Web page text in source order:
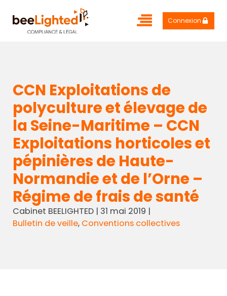
Connexion
CCN Exploitations de
polyculture et élevage de
la Seine-Maritime – CCN
Exploitations horticoles et
pépinières de Haute-
Normandie et de l’Orne –
Régime de frais de santé
Cabinet BEELIGHTED| 31 mai 2019 |
Bulletin de veille, Conventions collectives